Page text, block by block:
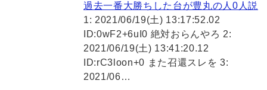
過去一番大勝ちした台が豊丸の人0人説
1: 2021/06/19(土) 13:17:52.02
ID:0wF2+6uI0 絶対おらんやろ 2:
2021/06/19(土) 13:41:20.12
ID:rC3loon+0 また召還スレを 3:
2021/06…